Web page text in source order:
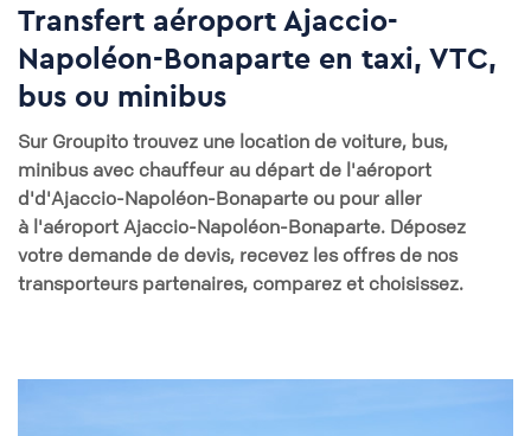
Transfert aéroport Ajaccio-
Napoléon-Bonaparte en taxi, VTC,
bus ou minibus
Sur Groupito trouvez une location de voiture, bus,
minibus avec chauffeur au départ de l'aéroport
d'd'Ajaccio-Napoléon-Bonaparte ou pour aller
à l'aéroport Ajaccio-Napoléon-Bonaparte. Déposez
votre demande de devis, recevez les offres de nos
transporteurs partenaires, comparez et choisissez.